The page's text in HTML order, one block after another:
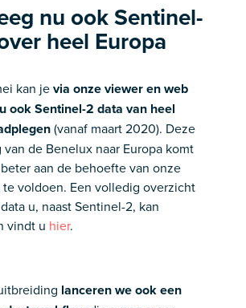
nu ook Sentinel-
heel Europa
kan jevia onze viewer en web
ook Sentinel-2 data van heel
(vanaf maart 2020). Deze
de Benelux naar Europa komt
aan de behoefte van onze
voldoen. Een volledig overzicht
u, naast Sentinel-2, kan
vindt u hier.
lanceren we ook een